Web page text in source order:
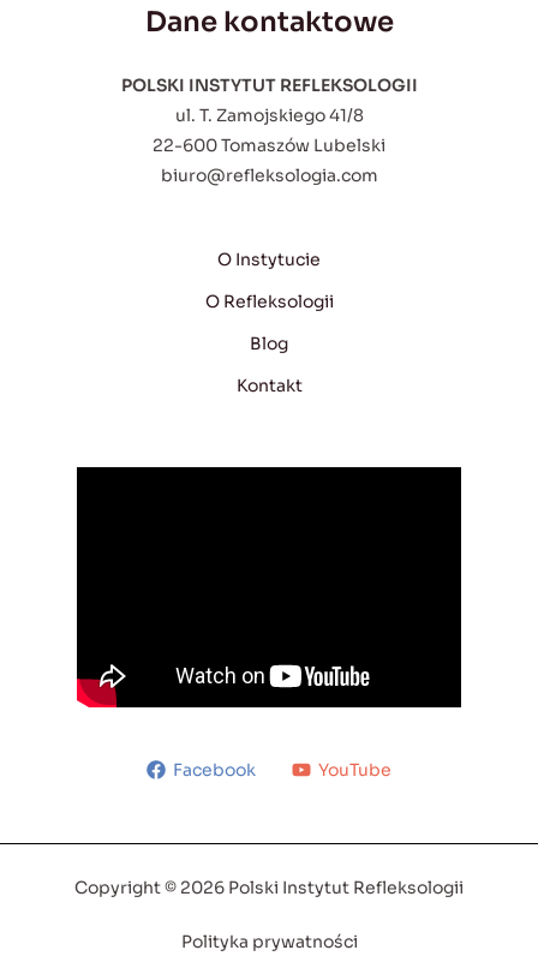
Dane kontaktowe
POLSKI INSTYTUT REFLEKSOLOGII
ul. T. Zamojskiego 41/8
22-600 Tomaszów Lubelski
biuro@refleksologia.com
O Instytucie
O Refleksologii
Blog
Kontakt
Facebook YouTube
Copyright © 2026 Polski Instytut Refleksologii
Polityka prywatności